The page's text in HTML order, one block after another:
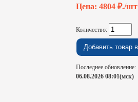
Цена: 4804 ₽./шт
Количество:
Последнее обновление:
06.08.2026 08:01(мск)